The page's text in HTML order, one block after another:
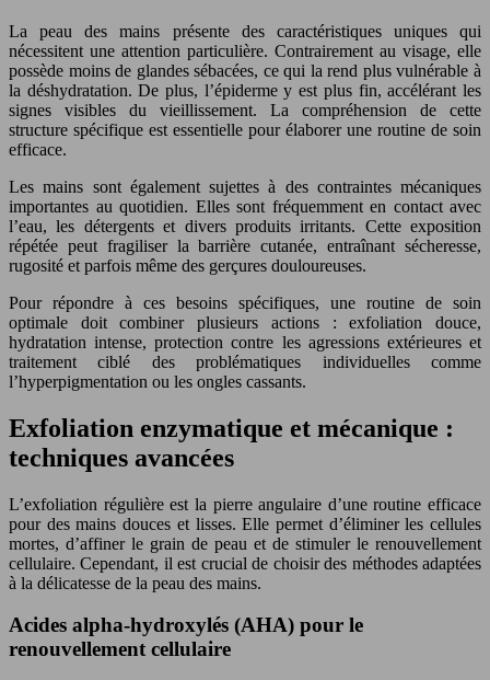
La peau des mains présente des caractéristiques uniques qui
nécessitent une attention particulière. Contrairement au visage, elle
possède moins de glandes sébacées, ce qui la rend plus vulnérable à
la déshydratation. De plus, l’épiderme y est plus fin, accélérant les
signes visibles du vieillissement. La compréhension de cette
structure spécifique est essentielle pour élaborer une routine de soin
efficace.
Les mains sont également sujettes à des contraintes mécaniques
importantes au quotidien. Elles sont fréquemment en contact avec
l’eau, les détergents et divers produits irritants. Cette exposition
répétée peut fragiliser la barrière cutanée, entraînant sécheresse,
rugosité et parfois même des gerçures douloureuses.
Pour répondre à ces besoins spécifiques, une routine de soin
optimale doit combiner plusieurs actions : exfoliation douce,
hydratation intense, protection contre les agressions extérieures et
traitement ciblé des problématiques individuelles comme
l’hyperpigmentation ou les ongles cassants.
Exfoliation enzymatique et mécanique :
techniques avancées
L’exfoliation régulière est la pierre angulaire d’une routine efficace
pour des mains douces et lisses. Elle permet d’éliminer les cellules
mortes, d’affiner le grain de peau et de stimuler le renouvellement
cellulaire. Cependant, il est crucial de choisir des méthodes adaptées
à la délicatesse de la peau des mains.
Acides alpha-hydroxylés (AHA) pour le
renouvellement cellulaire